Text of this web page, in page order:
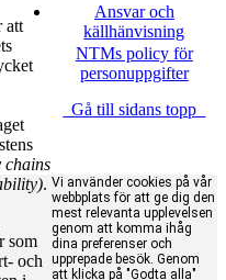
att
chains
).
som
och
Ansvar och
källhänvisning
NTMs policy för
personuppgifter
Gå till sidans topp
Vi använder cookies på vår
webbplats för att ge dig den
mest relevanta upplevelsen
genom att komma ihåg
dina preferenser och
upprepade besök. Genom
att klicka på "Godta alla"